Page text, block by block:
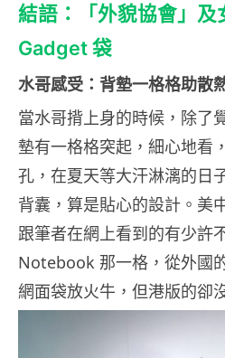
結語：「外貌協會」及
Gadget 袋
水哥感受：背墊一格格助散
當水哥揹上身的時候，除了
墊有一格格突起，細心地看
孔，在夏天等大汗淋漓的日
背囊，算是貼心的設計。美
跟筆者在網上看到的有少許
Notebook 那一格，從外國
網面袋放火牛，但港版的卻